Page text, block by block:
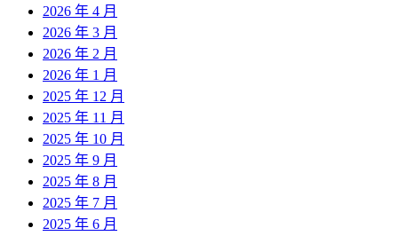
2026 年 4 月
2026 年 3 月
2026 年 2 月
2026 年 1 月
2025 年 12 月
2025 年 11 月
2025 年 10 月
2025 年 9 月
2025 年 8 月
2025 年 7 月
2025 年 6 月